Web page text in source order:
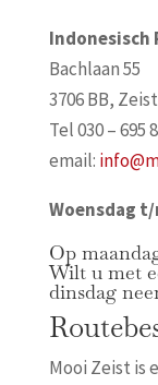
Indonesisch
Bachlaan 55
3706 BB, Zeist
Tel 030 – 695
email:
Woensdag
Op
Wilt u met
dinsdag
Mooi Zeist is